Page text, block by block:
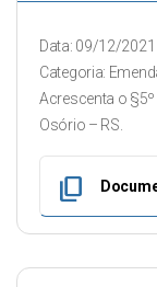
Data: 09/12/2021
Categoria:
Acrescenta o
Osório – RS.
content_copy